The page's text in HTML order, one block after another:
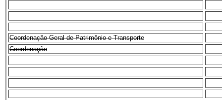
Coordenação-Geral de Patrimônio e Transporte
Coordenação